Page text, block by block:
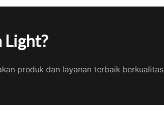
Light?
produk dan layanan terbaik berkualitas